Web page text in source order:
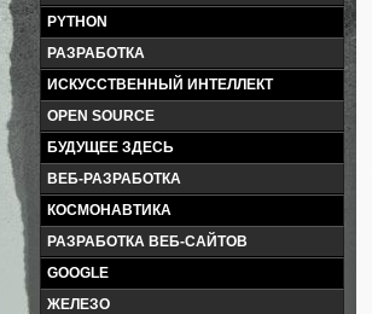
PYTHON
РАЗРАБОТКА
ИСКУССТВЕННЫЙ ИНТЕЛЛЕКТ
OPEN SOURCE
БУДУЩЕЕ ЗДЕСЬ
ВЕБ-РАЗРАБОТКА
КОСМОНАВТИКА
РАЗРАБОТКА ВЕБ-САЙТОВ
GOOGLE
ЖЕЛЕЗО